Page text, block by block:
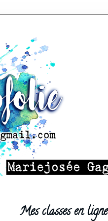
Mes classes en ligne